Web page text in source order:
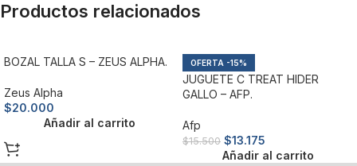
Productos relacionados
BOZAL TALLA S – ZEUS ALPHA.
Zeus Alpha
$20.000
Añadir al carrito
-15%
JUGUETE C TREAT HIDER
GALLO – AFP.
Afp
$15.500 $13.175
Añadir al carrito